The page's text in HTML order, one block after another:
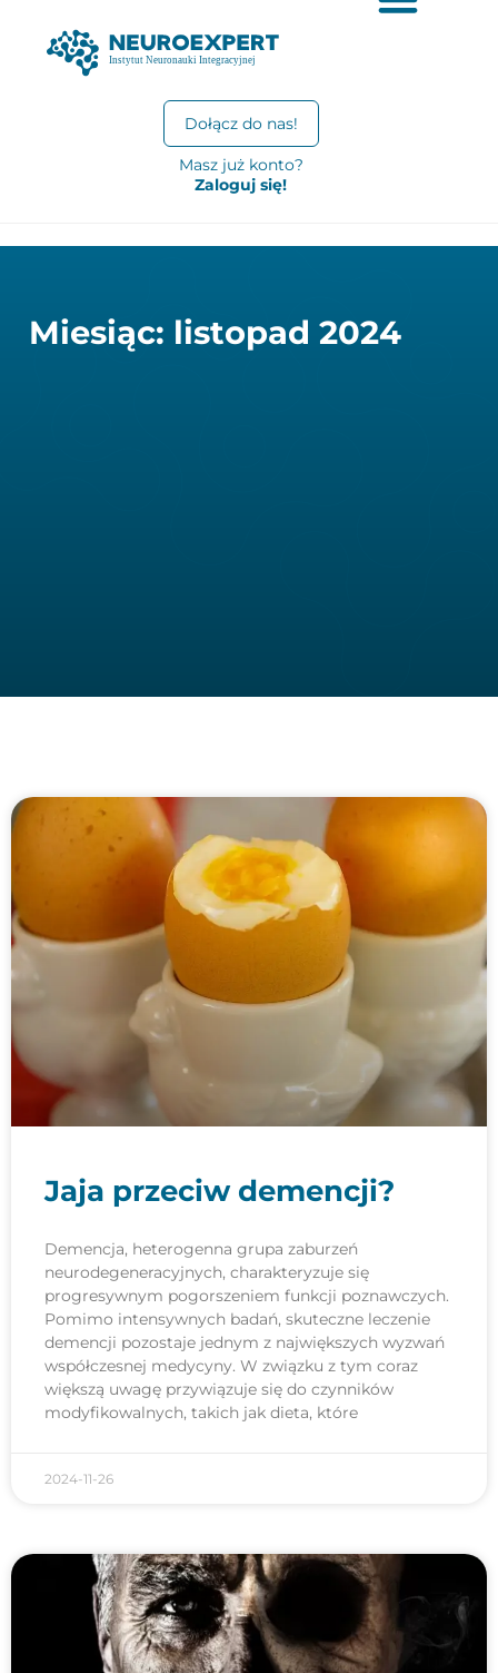
Dołącz do nas!
Masz już konto?
Zaloguj się!
Miesiąc: listopad 2024
Jaja przeciw demencji?
Demencja, heterogenna grupa zaburzeń
neurodegeneracyjnych, charakteryzuje się
progresywnym pogorszeniem funkcji poznawczych.
Pomimo intensywnych badań, skuteczne leczenie
demencji pozostaje jednym z największych wyzwań
współczesnej medycyny. W związku z tym coraz
większą uwagę przywiązuje się do czynników
modyfikowalnych, takich jak dieta, które
2024-11-26